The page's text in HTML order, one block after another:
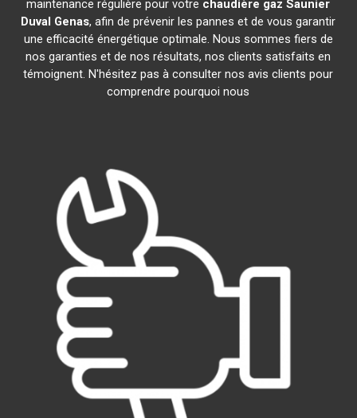
maintenance régulière pour votre chaudière gaz Saunier
Duval Genas, afin de prévenir les pannes et de vous garantir
une efficacité énergétique optimale. Nous sommes fiers de
nos garanties et de nos résultats, nos clients satisfaits en
témoignent. N'hésitez pas à consulter nos avis clients pour
comprendre pourquoi nous